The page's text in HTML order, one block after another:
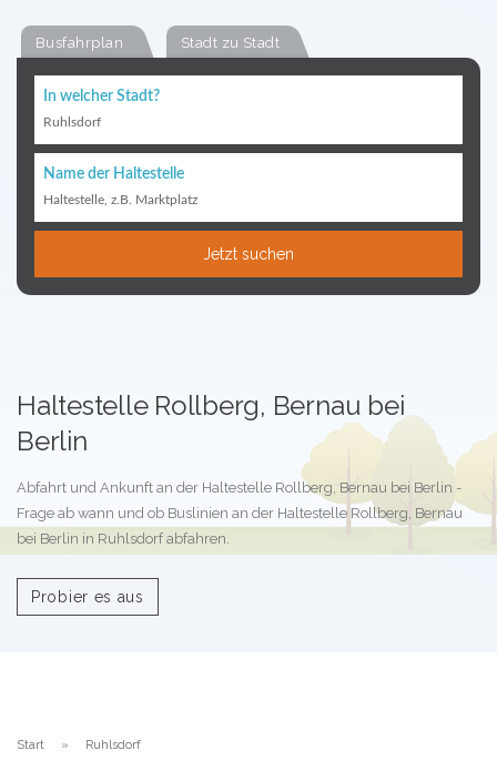
Busfahrplan Stadt zu Stadt
In welcher Stadt?
Ruhlsdorf
Name der Haltestelle
Haltestelle, z.B. Marktplatz
Jetzt suchen
Haltestelle Rollberg, Bernau bei
Berlin
Abfahrt und Ankunft an der Haltestelle Rollberg, Bernau bei Berlin -
Frage ab wann und ob Buslinien an der Haltestelle Rollberg, Bernau
bei Berlin in Ruhlsdorf abfahren.
Probier es aus
Start Ruhlsdorf